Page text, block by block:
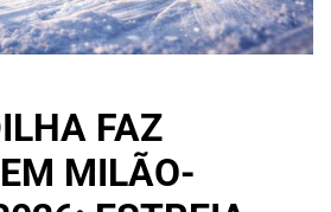
FAZ
MILÃO-